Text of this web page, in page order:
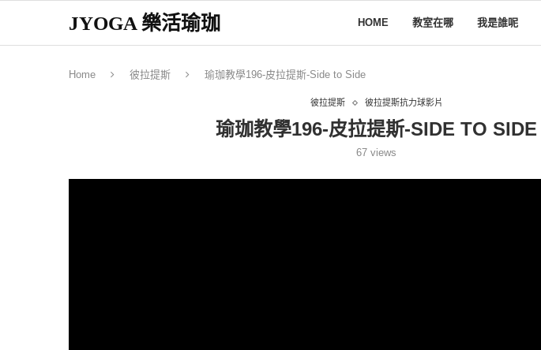
JYOGA 樂活瑜珈 HOME 教室在哪 我是誰呢
Home 彼拉提斯 瑜珈教學196-皮拉提斯-Side to Side
彼拉提斯 彼拉提斯抗力球影片
瑜珈教學196-皮拉提斯-SIDE TO SIDE
67 views